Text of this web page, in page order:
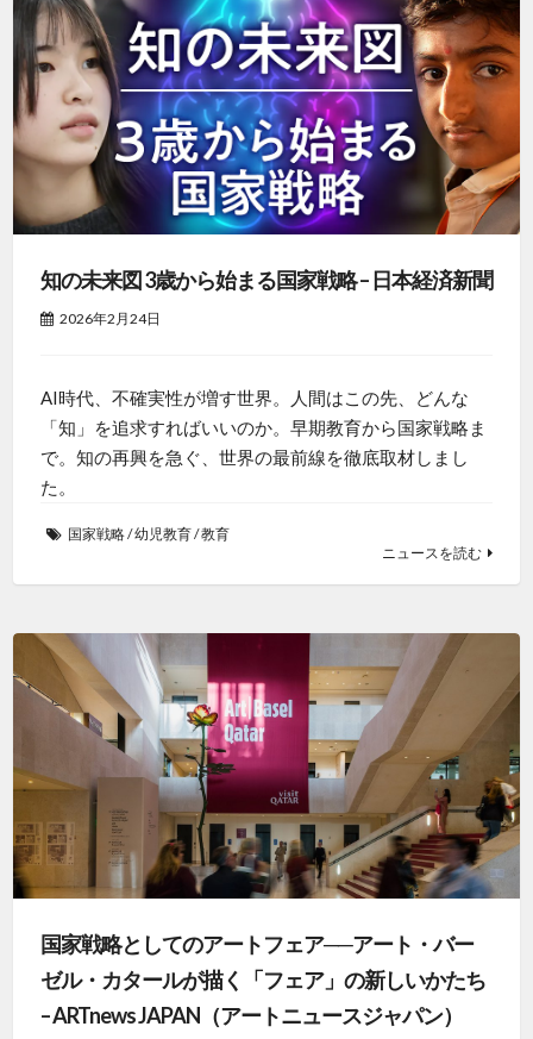
知の未来図 3歳から始まる国家戦略 – 日本経済新聞
2026年2月24日
AI時代、不確実性が増す世界。人間はこの先、どんな
「知」を追求すればいいのか。早期教育から国家戦略ま
で。知の再興を急ぐ、世界の最前線を徹底取材しまし
た。
国家戦略/幼児教育/教育
ニュースを読む
国家戦略としてのアートフェア──アート・バー
ゼル・カタールが描く「フェア」の新しいかたち
– ARTnews JAPAN（アートニュースジャパン）